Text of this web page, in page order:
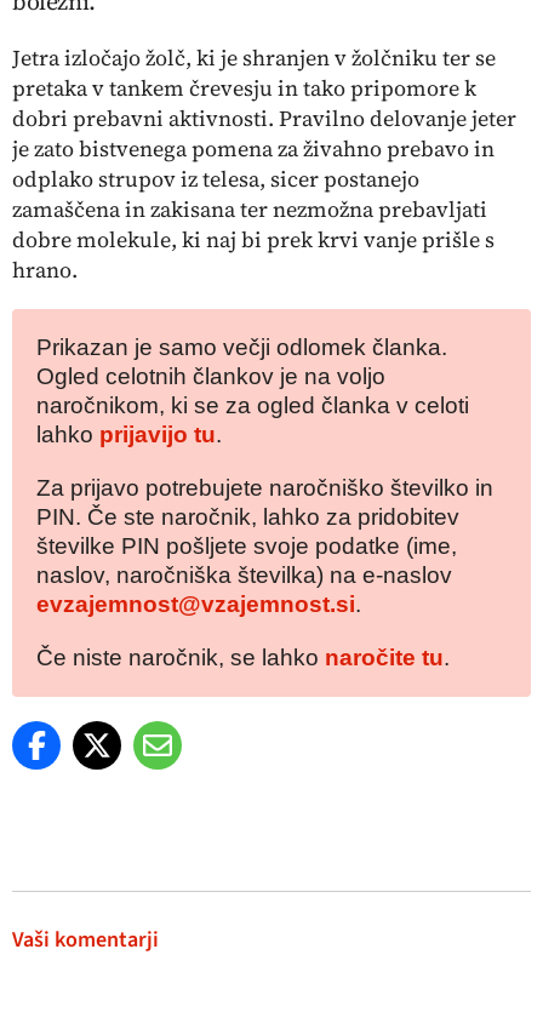
Jetra izločajo žolč, ki je shranjen v žolčniku ter se
pretaka v tankem črevesju in tako pripomore k
dobri prebavni aktivnosti. Pravilno delovanje jeter
je zato bistvenega pomena za živahno prebavo in
odplako strupov iz telesa, sicer postanejo
zamaščena in zakisana ter nezmožna prebavljati
dobre molekule, ki naj bi prek krvi vanje prišle s
hrano.
Prikazan je samo večji odlomek članka.
Ogled celotnih člankov je na voljo
naročnikom, ki se za ogled članka v celoti
lahko prijavijo tu.
Za prijavo potrebujete naročniško številko in
PIN. Če ste naročnik, lahko za pridobitev
številke PIN pošljete svoje podatke (ime,
naslov, naročniška številka) na e-naslov
evzajemnost@vzajemnost.si.
Če niste naročnik, se lahko naročite tu.
Vaši komentarji